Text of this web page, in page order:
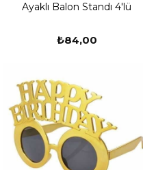
Ayaklı Balon Standı 4'lü
₺84,00